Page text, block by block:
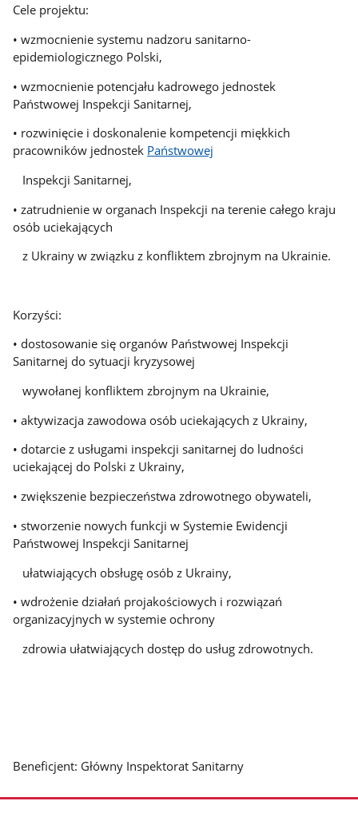
Cele projektu:
• wzmocnienie systemu nadzoru sanitarno-
epidemiologicznego Polski,
• wzmocnienie potencjału kadrowego jednostek
Państwowej Inspekcji Sanitarnej,
• rozwinięcie i doskonalenie kompetencji miękkich
pracowników jednostek Państwowej
Inspekcji Sanitarnej,
• zatrudnienie w organach Inspekcji na terenie całego kraju
osób uciekających
z Ukrainy w związku z konfliktem zbrojnym na Ukrainie.
Korzyści:
• dostosowanie się organów Państwowej Inspekcji
Sanitarnej do sytuacji kryzysowej
wywołanej konfliktem zbrojnym na Ukrainie,
• aktywizacja zawodowa osób uciekających z Ukrainy,
• dotarcie z usługami inspekcji sanitarnej do ludności
uciekającej do Polski z Ukrainy,
• zwiększenie bezpieczeństwa zdrowotnego obywateli,
• stworzenie nowych funkcji w Systemie Ewidencji
Państwowej Inspekcji Sanitarnej
ułatwiających obsługę osób z Ukrainy,
• wdrożenie działań projakościowych i rozwiązań
organizacyjnych w systemie ochrony
zdrowia ułatwiających dostęp do usług zdrowotnych.
Beneficjent: Główny Inspektorat Sanitarny